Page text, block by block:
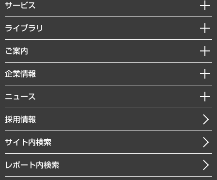
サービス
経営戦略
組織・人事戦略
デジタルイノベーション
共生・ダイバーシティ
GRC（ガバナンス・リスク・コンプライアンス）・防災（政策）
経済・産業・雇用・労働
まちづくり・観光・交通・スポーツ・スマートシティ
自然資源・農林水産業・食料システム
ライブラリ
経済調査
レポート
コラム
経営用語集
受託・受注実績（官公庁関連）
メディア掲載・出演
ご案内
セミナー・イベント情報
MUFGビジネスセミナー
受託案件情報
企業情報
私たちの想い
社長メッセージ
会社概要
沿革
組織図・本部部室紹介
ニュース
ニュースリリース
お知らせ
採用情報
サイト内検索
レポート内検索